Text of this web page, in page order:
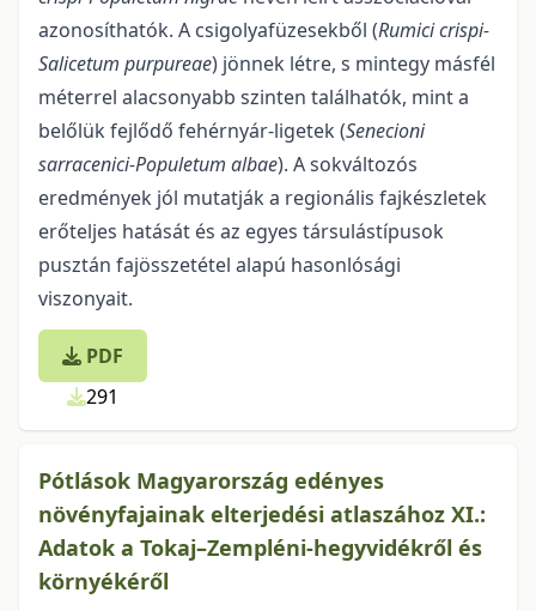
azonosíthatók. A csigolyafüzesekből (Rumici crispi-
Salicetum purpureae) jönnek létre, s mintegy másfél
méterrel alacsonyabb szinten találhatók, mint a
belőlük fejlődő fehérnyár-ligetek (Senecioni
sarracenici-Populetum albae). A sokváltozós
eredmények jól mutatják a regionális fajkészletek
erőteljes hatását és az egyes társulástípusok
pusztán fajösszetétel alapú hasonlósági
viszonyait.
PDF
291
Pótlások Magyarország edényes
növényfajainak elterjedési atlaszához XI.:
Adatok a Tokaj–Zempléni-hegyvidékről és
környékéről